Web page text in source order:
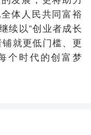
体人民共同富裕
续以“创业者成长
就更低门槛、更
个时代的创富梦